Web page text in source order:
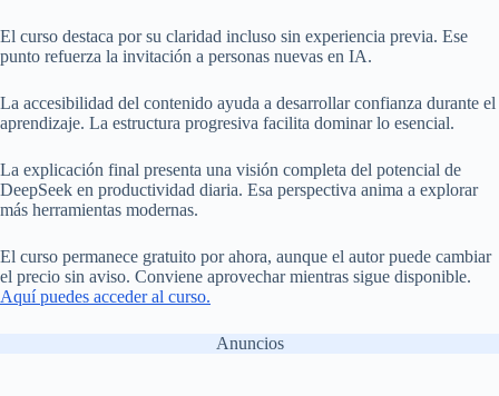
El curso destaca por su claridad incluso sin experiencia previa. Ese
punto refuerza la invitación a personas nuevas en IA.
La accesibilidad del contenido ayuda a desarrollar confianza durante el
aprendizaje. La estructura progresiva facilita dominar lo esencial.
La explicación final presenta una visión completa del potencial de
DeepSeek en productividad diaria. Esa perspectiva anima a explorar
más herramientas modernas.
El curso permanece gratuito por ahora, aunque el autor puede cambiar
el precio sin aviso. Conviene aprovechar mientras sigue disponible.
Aquí puedes acceder al curso.
Anuncios